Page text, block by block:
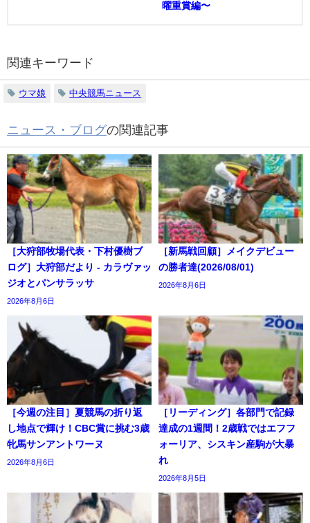
曜重賞編〜
関連キーワード
ウマ娘 中央競馬ニュース
ニュース・ブログの関連記事
［大狩部牧場代表・下村優樹ブ
ログ］大狩部だより - カラヴァッ
ジオとパンサラッサ
2026年8月6日
［新馬戦回顧］メイクデビュー
の勝者達(2026/08/01)
2026年8月6日
［今週の注目］夏競馬の折り返
し地点で輝け！CBC賞に挑む3歳
牝馬サンアントワーヌ
2026年8月6日
［リーディング］各部門で記録
達成の1週間！2歳戦ではエフフ
ォーリア、シスキン産駒が大暴
れ
2026年8月5日